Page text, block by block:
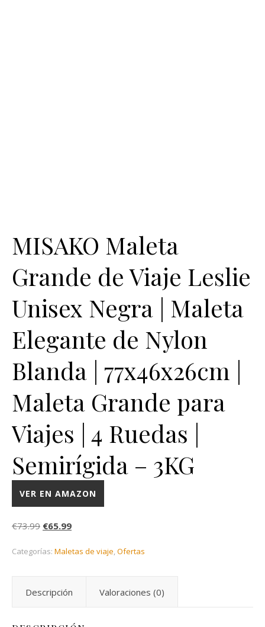
MISAKO Maleta
Grande de Viaje Leslie
Unisex Negra | Maleta
Elegante de Nylon
Blanda | 77x46x26cm |
Maleta Grande para
Viajes | 4 Ruedas |
Semirígida – 3KG
VER EN AMAZON
€73.99 El precio original era: €73.99.
€65.99El precio actual es: €65.99.
Categorías: Maletas de viaje,Ofertas
Descripción Valoraciones (0)